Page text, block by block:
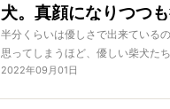
犬。真顔になりつつ
うするのオトナすぎ
半分くらいは優しさで出来ている
思ってしまうほど、優しい柴犬た
の子どもだと、さらに彼らの寛容レ
2022年09月01日